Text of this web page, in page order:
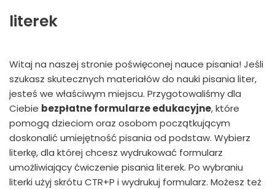
literek​
Witaj na naszej stronie poświęconej nauce pisania! Jeśli
szukasz skutecznych materiałów do nauki pisania liter,
jesteś we właściwym miejscu. Przygotowaliśmy dla
Ciebie bezpłatne formularze edukacyjne, które
pomogą dzieciom oraz osobom początkującym
doskonalić umiejętność pisania od podstaw. Wybierz
literkę, dla której chcesz wydrukować formularz
umożliwiający ćwiczenie pisania literek. Po wybraniu
literki użyj skrótu CTR+P i wydrukuj formularz. Możesz też